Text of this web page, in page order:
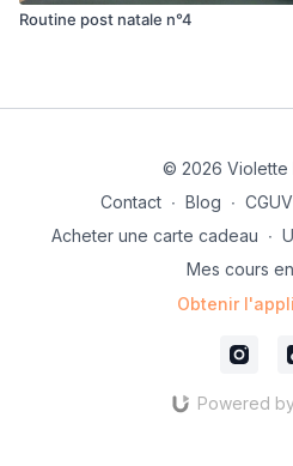
Routine post natale n°4
© 2026 Violette
Contact ∙ Blog ∙ CGUV
Acheter une carte cadeau ∙
Mes cours
Obtenir
Powered